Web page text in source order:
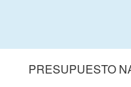
PRESUPUESTO